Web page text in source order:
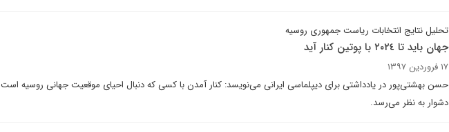
تحلیل نتایج انتخابات ریاست جمهوری روسیه
جهان باید تا ٢٠٢٤ با پوتین کنار آید
۱۷ فروردین ۱۳۹۷
حسن بهشتی‌پور در یادداشتی برای دیپلماسی ایرانی می‌نویسد: کنار آمدن با کسی که دنبال احیای موقعیت جهانی روسیه است
دشوار به نظر می‌رسد.